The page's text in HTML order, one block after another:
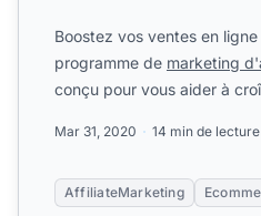
Boostez vos ventes en
programme de marketing
conçu pour vous aider à
Mar 31, 2020 14 min de lecture
AffiliateMarketing